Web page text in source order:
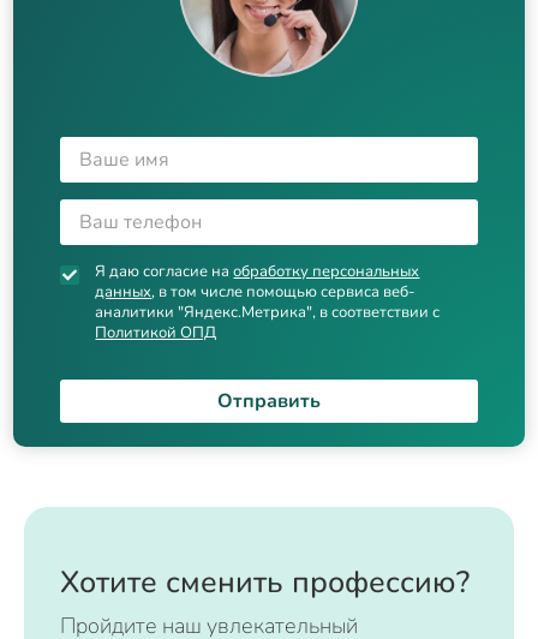
Я даю согласие наобработку персональных
данных, в том числе помощью сервиса веб-
аналитики "Яндекс.Метрика", в соответствии с
Политикой ОПД
Отправить
Хотите сменить профессию?
Пройдите наш увлекательный